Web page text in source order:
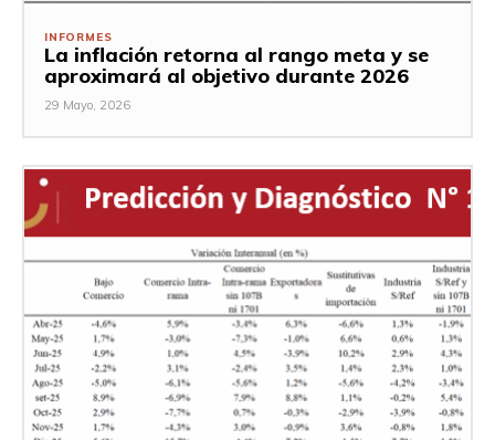
INFORMES
La inflación retorna al rango meta y se
aproximará al objetivo durante 2026
29 Mayo, 2026